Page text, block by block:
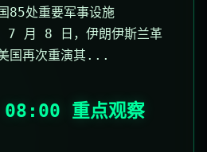
85处重要军事设施
月 8 日，伊朗伊斯兰革
国再次重演其...
重点观察